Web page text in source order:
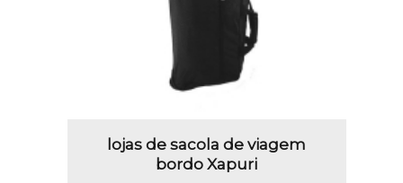
lojas de sacola de viagem
bordo Xapuri